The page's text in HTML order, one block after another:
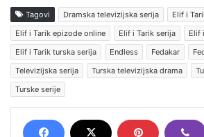
Tagovi Dramska televizijska serija
Elif i
Elif i Tarik epizode online
Elif i Tarik serija
Elif
Elif i Tarik turska serija
Endless Fedakar
Televizijska serija
Turska televizijska drama
Turske serije